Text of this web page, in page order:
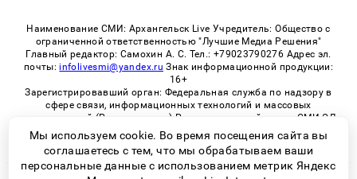
Наименование СМИ: Архангельск Live Учредитель: Общество с
ограниченной ответственностью "Лучшие Медиа Решения"
Главный редактор: Самохин А. С. Тел.: +79023790276 Адрес эл.
почты: infolivesmi@yandex.ru Знак информационной продукции:
16+
Зарегистрировавший орган: Федеральная служба по надзору в
сфере связи, информационных технологий и массовых
коммуникаций (Роскомнадзор) Регистрационный номер СМИ ЭЛ
№ ФС 77 - 82533 от 21.01.2022
Мы используем cookie. Во время посещения сайта вы
соглашаетесь с тем, что мы обрабатываем ваши
персональные данные с использованием метрик Яндекс